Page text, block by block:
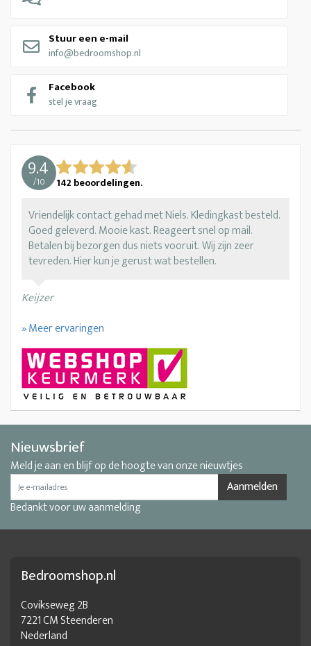
Stuur een e-mail
info@bedroomshop.nl
Facebook
stel je vraag
9.4
/10 142 beoordelingen.
Vriendelijk contact gehad met Niels. Kledingkast besteld.
Goed geleverd. Mooie kast. Reageert snel op mail.
Betalen bij bezorgen dus niets vooruit. Wij zijn zeer
tevreden. Hier kun je gerust wat bestellen.
Keijzer
» Meer ervaringen
Nieuwsbrief
Meld je aan en blijf op de hoogte van onze nieuwtjes
Aanmelden
Bedankt voor uw aanmelding
Bedroomshop.nl
Covikseweg 2B
7221 CM Steenderen
Nederland